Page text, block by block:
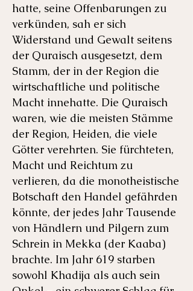
hatte, seine Offenbarungen zu
verkünden, sah er sich
Widerstand und Gewalt seitens
der Quraisch ausgesetzt, dem
Stamm, der in der Region die
wirtschaftliche und politische
Macht innehatte. Die Quraisch
waren, wie die meisten Stämme
der Region, Heiden, die viele
Götter verehrten. Sie fürchteten,
Macht und Reichtum zu
verlieren, da die monotheistische
Botschaft den Handel gefährden
könnte, der jedes Jahr Tausende
von Händlern und Pilgern zum
Schrein in Mekka (der Kaaba)
brachte. Im Jahr 619 starben
sowohl Khadija als auch sein